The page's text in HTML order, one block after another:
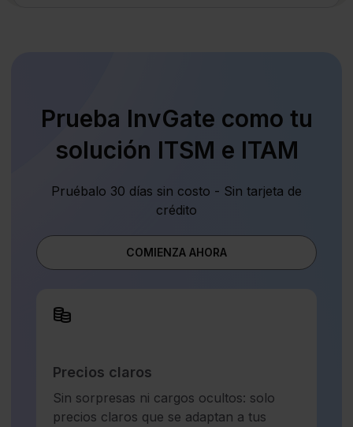
Prueba InvGate como tu
solución ITSM e ITAM
Pruébalo 30 días sin costo - Sin tarjeta de
crédito
COMIENZA AHORA
Precios claros
Sin sorpresas ni cargos ocultos: solo
precios claros que se adaptan a tus